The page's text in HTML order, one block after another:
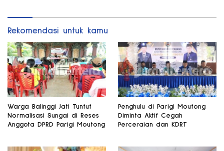
Rekomendasi untuk kamu
Warga Balinggi Jati Tuntut
Normalisasi Sungai di Reses
Anggota DPRD Parigi Moutong
Penghulu di Parigi Moutong
Diminta Aktif Cegah
Perceraian dan KDRT